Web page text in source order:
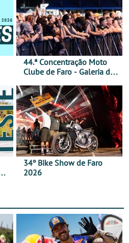
44.ª Concentração Moto
Clube de Faro - Galeria de
34º Bike Show de Faro
2026